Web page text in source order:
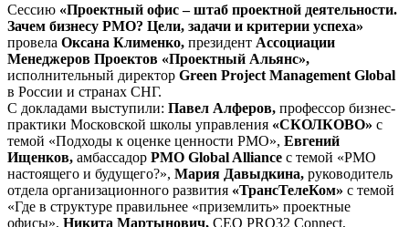
Сессию «Проектный офис – штаб проектной деятельности.
Зачем бизнесу РМО? Цели, задачи и критерии успеха»
провела Оксана Клименко, президент Ассоциации
Менеджеров Проектов «Проектный Альянс»,
исполнительный директор Green Project Management Global
в России и странах СНГ.
С докладами выступили: Павел Алферов, профессор бизнес-
практики Московской школы управления «СКОЛКОВО» с
темой «Подходы к оценке ценности РМО», Евгений
Ищенков, амбассадор PMO Global Alliance с темой «РМО
настоящего и будущего?», Мария Давыдкина, руководитель
отдела организационного развития «ТрансТелеКом» с темой
«Где в структуре правильнее «приземлить» проектные
офисы», Никита Мартынович, CEO PRO32 Connect,